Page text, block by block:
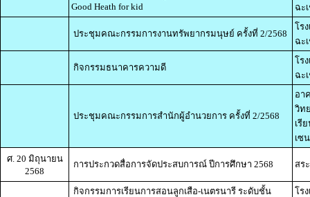
Good Heath for kid
ฉะ
ประชุมคณะกรรมการงานทรัพยากรมนุษย์ ครั้งที่ 2/2568
โร
ฉะ
กิจกรรมธนาคารความดี
โร
ฉะ
ประชุมคณะกรรมการสำนักผู้อำนวยการ ครั้งที่ 2/2568
อา
วิท
เรี
เซ
ศ. 20 มิถุนายน
2568
การประกวดสื่อการจัดประสบการณ์ ปีการศึกษา 2568 สร
กิจกรรมการเรียนการสอนลูกเสือ-เนตรนารี ระดับชั้น
โร